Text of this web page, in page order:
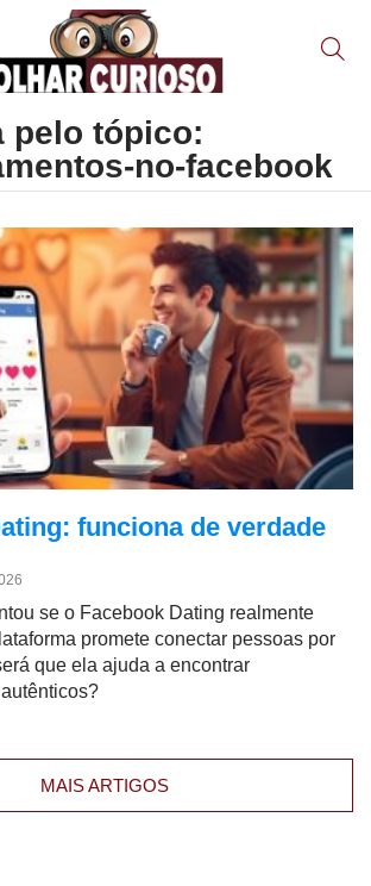
pelo tópico:
no-facebook
funciona de verdade
se o Facebook Dating realmente
promete conectar pessoas por
que ela ajuda a encontrar
MAIS ARTIGOS